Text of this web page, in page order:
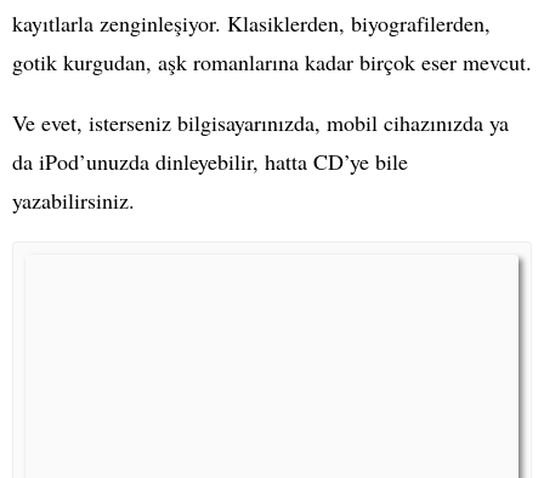
kayıtlarla zenginleşiyor. Klasiklerden, biyografilerden,
gotik kurgudan, aşk romanlarına kadar birçok eser mevcut.
Ve evet, isterseniz bilgisayarınızda, mobil cihazınızda ya
da iPod’unuzda dinleyebilir, hatta CD’ye bile
yazabilirsiniz.